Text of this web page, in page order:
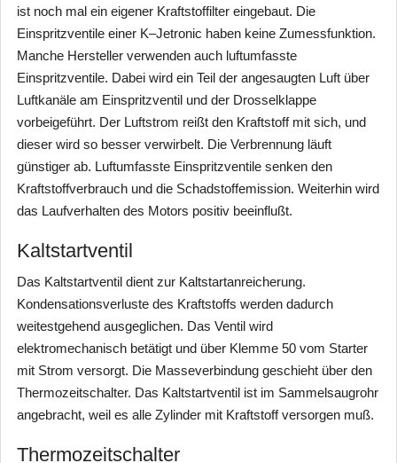
ist noch mal ein eigener Kraftstoffilter eingebaut. Die
Einspritzventile einer K–Jetronic haben keine Zumessfunktion.
Manche Hersteller verwenden auch luftumfasste
Einspritzventile. Dabei wird ein Teil der angesaugten Luft über
Luftkanäle am Einspritzventil und der Drosselklappe
vorbeigeführt. Der Luftstrom reißt den Kraftstoff mit sich, und
dieser wird so besser verwirbelt. Die Verbrennung läuft
günstiger ab. Luftumfasste Einspritzventile senken den
Kraftstoffverbrauch und die Schadstoffemission. Weiterhin wird
das Laufverhalten des Motors positiv beeinflußt.
Kaltstartventil
Das Kaltstartventil dient zur Kaltstartanreicherung.
Kondensationsverluste des Kraftstoffs werden dadurch
weitestgehend ausgeglichen. Das Ventil wird
elektromechanisch betätigt und über Klemme 50 vom Starter
mit Strom versorgt. Die Masseverbindung geschieht über den
Thermozeitschalter. Das Kaltstartventil ist im Sammelsaugrohr
angebracht, weil es alle Zylinder mit Kraftstoff versorgen muß.
Thermozeitschalter